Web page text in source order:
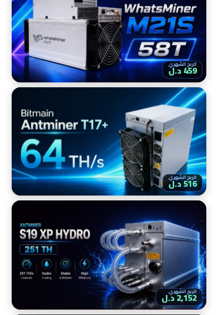
الربح الشهري
459 د.ل
الربح الشهري
516 د.ل
الربح الشهري
2,152 د.ل